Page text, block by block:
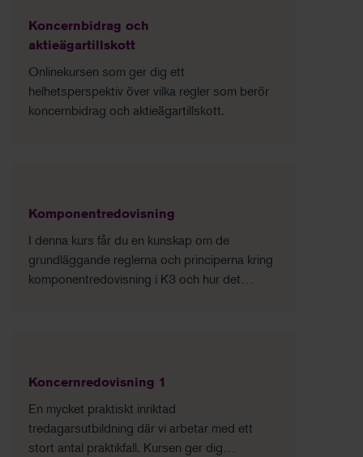
Koncernbidrag och
aktieägartillskott
Onlinekursen som ger dig ett
helhetsperspektiv över vilka regler som berör
koncernbidrag och aktieägartillskott.
Komponentredovisning
I denna kurs får du en kunskap om de
grundläggande reglerna och principerna kring
komponentredovisning i K3 och hur det
Koncernredovisning 1
En mycket praktiskt inriktad
tredagarsutbildning där vi arbetar med ett
stort antal praktikfall. Kursen ger dig